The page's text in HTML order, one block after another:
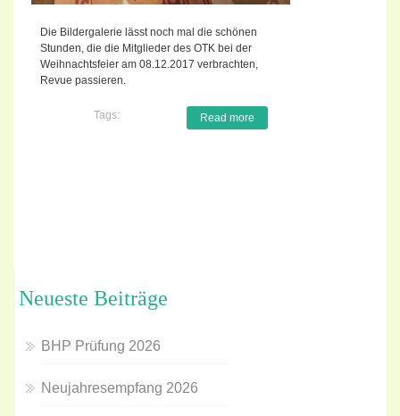
Die Bildergalerie lässt noch mal die schönen
Stunden, die die Mitglieder des OTK bei der
Weihnachtsfeier am 08.12.2017 verbrachten,
Revue passieren.
Read more
Tags:
Neueste Beiträge
BHP Prüfung 2026
Neujahresempfang 2026